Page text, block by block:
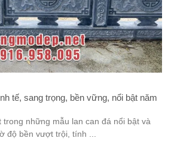
tế, sang trọng, bền vững, nổi bật năm
trong những mẫu lan can đá nổi bật và
độ bền vượt trội, tính ...